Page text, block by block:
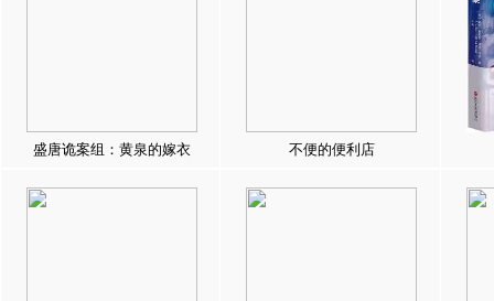
盛唐诡案组：黄泉的嫁衣 不便的便利店